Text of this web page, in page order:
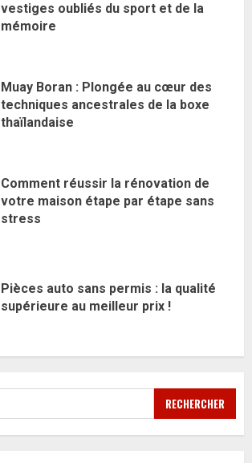
vestiges oubliés du sport et de la
mémoire
Muay Boran : Plongée au cœur des
techniques ancestrales de la boxe
thaïlandaise
Comment réussir la rénovation de
votre maison étape par étape sans
stress
Pièces auto sans permis : la qualité
supérieure au meilleur prix !